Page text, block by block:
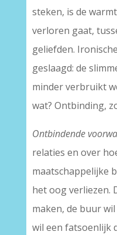
steken, is de
verloren gaat,
geliefden.
geslaagd: de
minder verbruikt
wat? Ontbinding,
Ontbindende
relaties en over
maatschappelijke
het oog verliezen.
maken, de buur
wil een fatsoenlijk